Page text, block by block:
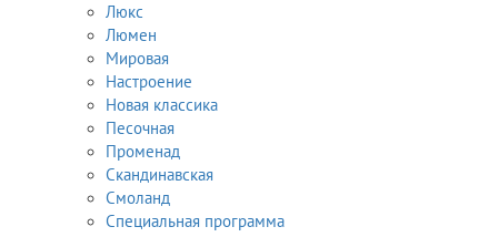
Люкс
Люмен
Мировая
Настроение
Новая классика
Песочная
Променад
Скандинавская
Смоланд
Специальная программа